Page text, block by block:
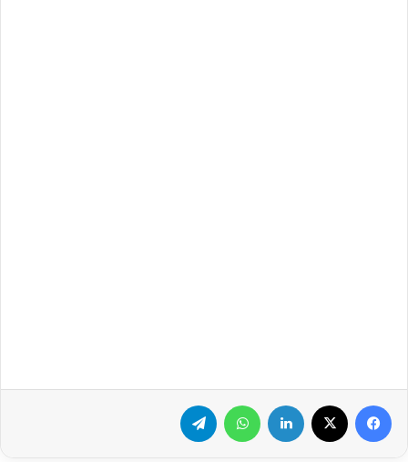
فيسبوك لينكدإن واتساب